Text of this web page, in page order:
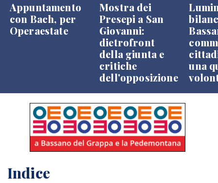
Appuntamento
con Bach, per
Operaestate
Mostra dei
Presepi a San
Giovanni:
dietrofront
della giunta e
critiche
dell'opposizione
una
Indice